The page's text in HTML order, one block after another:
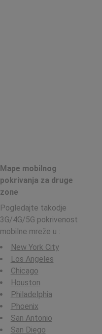
Mape mobilnog
pokrivanja za druge
zone
Pogledajte takodje
3G/4G/5G pokrivenost
mobilne mreže u :
New York City
Los Angeles
Chicago
Houston
Philadelphia
Phoenix
San Antonio
San Diego